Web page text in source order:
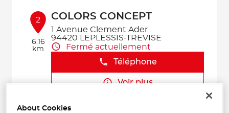
2
6.16
km
COLORS CONCEPT
1 Avenue Clement Ader
94420 LEPLESSIS-TREVISE
Fermé actuellement
Téléphone
Voir plus
About Cookies